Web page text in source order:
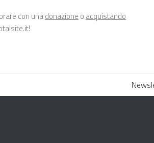
con unadonazione o acquistando